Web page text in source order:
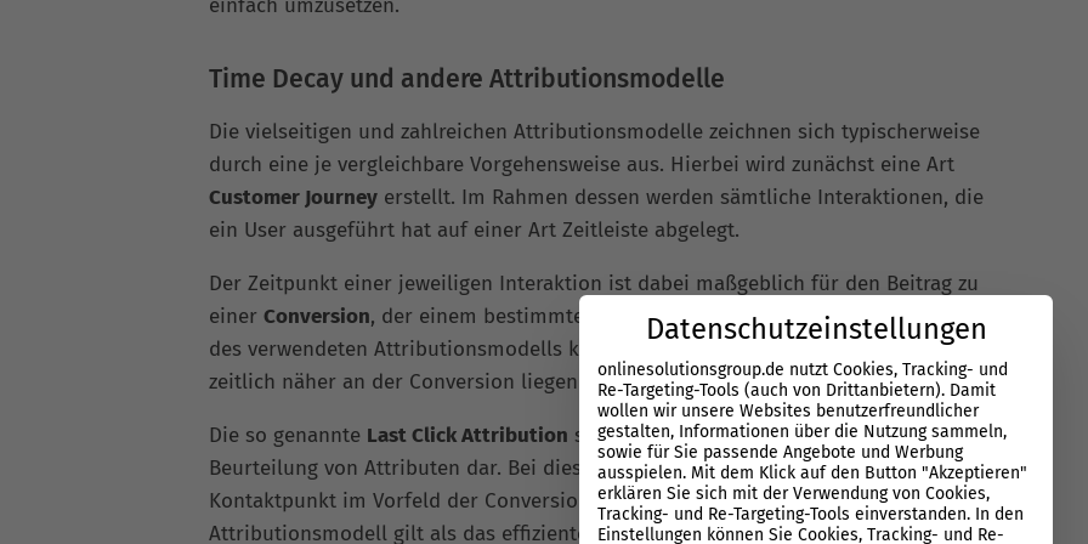
einfach umzusetzen.
Time Decay und andere Attributionsmodelle
Die vielseitigen und zahlreichen Attributionsmodelle zeichnen sich typischerweise
durch eine je vergleichbare Vorgehensweise aus. Hierbei wird zunächst eine Art
Customer Journey erstellt. Im Rahmen dessen werden sämtliche Interaktionen, die
ein User ausgeführt hat auf einer Art Zeitleiste abgelegt.
Der Zeitpunkt einer jeweiligen Interaktion ist dabei maßgeblich für den Beitrag zu
einer Conversion, der einem bestimmten Kanal beigemessen wird. In Abhängigkeit
des verwendeten Attributionsmodells können jedoch zeitlich weiter entfernt oder
zeitlich näher an der Conversion liegende Interaktionen stärker gewichtet werden.
Die so genannte Last Click Attribution stellt eine wichtige Grundlage für die
Beurteilung von Attributen dar. Bei diesem Verfahrensmodell wird der je letzte
Kontaktpunkt im Vorfeld der Conversion am stärksten gewichtet. Dieses
Attributionsmodell gilt als das effizienteste, wenn es darum geht, die Kanäle
Datenschutzeinstellungen
onlinesolutionsgroup.de nutzt Cookies, Tracking- und
Re-Targeting-Tools (auch von Drittanbietern). Damit
wollen wir unsere Websites benutzerfreundlicher
gestalten, Informationen über die Nutzung sammeln,
sowie für Sie passende Angebote und Werbung
ausspielen. Mit dem Klick auf den Button "Akzeptieren"
erklären Sie sich mit der Verwendung von Cookies,
Tracking- und Re-Targeting-Tools einverstanden. In den
Einstellungen können Sie Cookies, Tracking- und Re-